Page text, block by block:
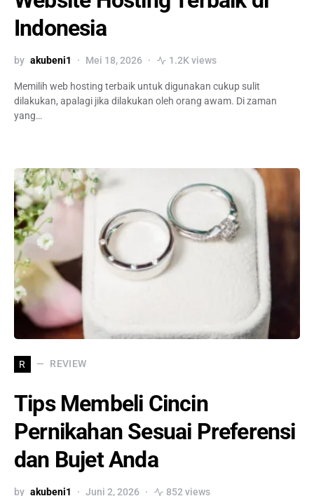
Indonesia
by akubeni1 Mei 18, 2026 1.2K views
Memilih web hosting terbaik untuk digunakan cukup sulit
dilakukan, apalagi jika dilakukan oleh orang awam. Di zaman
yang…
R REVIEW
Tips Membeli Cincin
Pernikahan Sesuai Preferensi
dan Bujet Anda
by akubeni1 Juni 2, 2026 852 views